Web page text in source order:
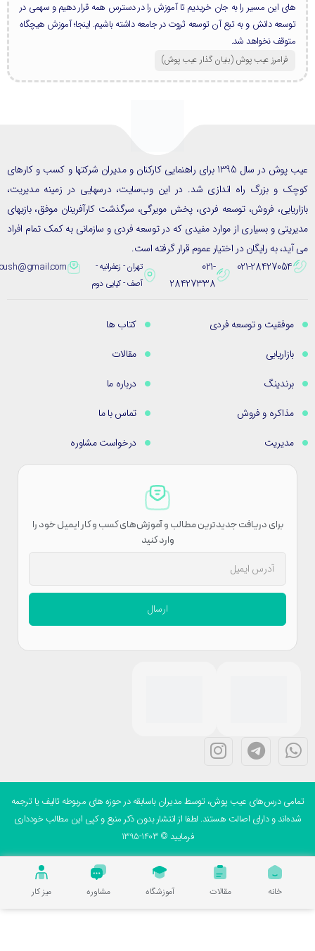
های این مسیر را به جان خریدیم تا آموزش را در دسترس همه قرار دهیم و سهمی در
توسعه دانش و به تبع آن توسعه ثروت در جامعه داشته باشیم. اینجا؛ آموزش هیچگاه
متوقف نخواهد شد.
فرامرز عیب پوش (بنیان گذار عیب پوش​)
عیب پوش در سال 1395 برای راهنمایی کارکنان و مدیران شرکتها و کسب و کارهای
و بزرگ راه اندازی شد. در این وب‌سایت، درسهایی در زمینه مدیریت،
فروش، توسعه فردی، پخش مویرگی، سرگذشت کارآفرینان موفق، بازیهای
و بسیاری از موارد مفیدی که در توسعه فردی و سازمانی به کمک تمام افراد
به رایگان در اختیار عموم قرار گرفته است.
021-28427054
021-
28427338
تهران - زعفرانیه -
آصف - کیایی دوم
eybpoush@gmail.com
موفقیت و توسعه فردی
بازاریابی
برندینگ
مذاکره و فروش
مدیریت
کتاب ها
مقالات
درباره ما
تماس با ما
درخواست مشاوره
برای دریافت جدیدترین مطالب و آموزش‌های کسب و کار ایمیل خود را
وارد کنید
ارسال
درس‌های عیب پوش، توسط مدیران باسابقه در حوزه های مربوطه تالیف یا ترجمه
و دارای اصالت هستند. لطفا از انتشار بدون ذکر منبع و کپی این مطالب خودداری
فرمایید © 1403-1395
مقالات آموزشگاه مشاوره